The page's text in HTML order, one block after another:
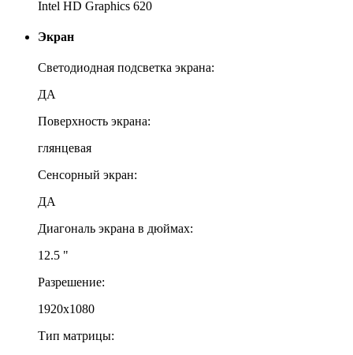
Intel HD Graphics 620
Экран
Светодиодная подсветка экрана:
ДА
Поверхность экрана:
глянцевая
Сенсорный экран:
ДА
Диагональ экрана в дюймах:
12.5 "
Разрешение:
1920x1080
Тип матрицы: